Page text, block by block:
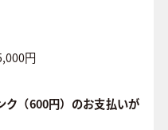
円
（600円）のお支払いが